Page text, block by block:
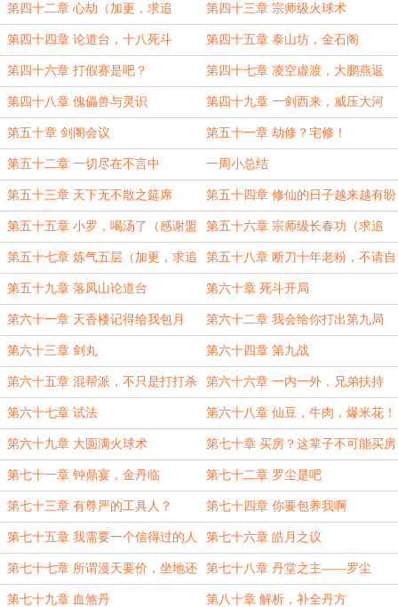
读）
第四十二章 心劫（加更，求追
读！）
第四十三章 宗师级火球术
第四十四章 论道台，十八死斗 第四十五章 泰山坊，金石阁
第四十六章 打假赛是吧？ 第四十七章 凌空虚渡，大鹏燕返
第四十八章 傀儡兽与灵识 第四十九章 一剑西来，威压大河
第五十章 剑阁会议 第五十一章 劫修？宅修！
第五十二章 一切尽在不言中 一周小总结
第五十三章 天下无不散之筵席 第五十四章 修仙的日子越来越有盼
头了
第五十五章 小罗，喝汤了（感谢盟
主滕骨泡面的打赏）
第五十六章 宗师级长春功（求追
读）
第五十七章 炼气五层（加更，求追
读！）
第五十八章 断刀十年老粉，不请自
来
第五十九章 落凤山论道台 第六十章 死斗开局
第六十一章 天香楼记得给我包月 第六十二章 我会给你打出第九局
第六十三章 剑丸 第六十四章 第九战
第六十五章 混帮派，不只是打打杀
杀
第六十六章 一内一外，兄弟扶持
第六十七章 试法 第六十八章 仙豆，牛肉，爆米花！
第六十九章 大圆满火球术 第七十章 买房？这辈子不可能买房
的
第七十一章 钟鼎宴，金丹临 第七十二章 罗尘是吧
第七十三章 有尊严的工具人？ 第七十四章 你要包养我啊
第七十五章 我需要一个信得过的人 第七十六章 皓月之议
第七十七章 所谓漫天要价，坐地还
钱
第七十八章 丹堂之主——罗尘
第七十九章 血煞丹 第八十章 解析，补全丹方